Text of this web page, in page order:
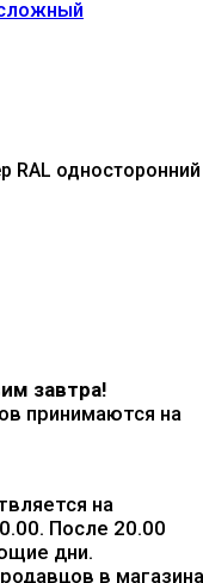
RAL односторонний
завтра!
принимаются на
на
После 20.00
дни.
в